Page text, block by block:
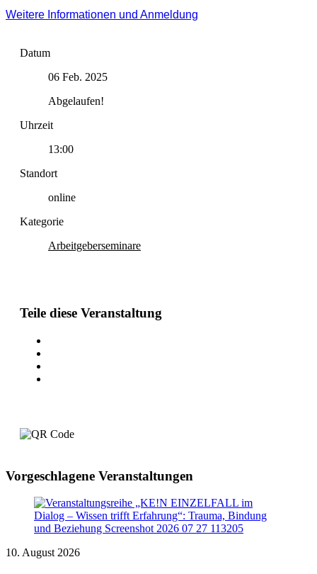
Weitere Informationen und Anmeldung
Datum
06 Feb. 2025
Abgelaufen!
Uhrzeit
13:00
Standort
online
Kategorie
Arbeitgeberseminare
Teile diese Veranstaltung
Vorgeschlagene Veranstaltungen
10. August 2026